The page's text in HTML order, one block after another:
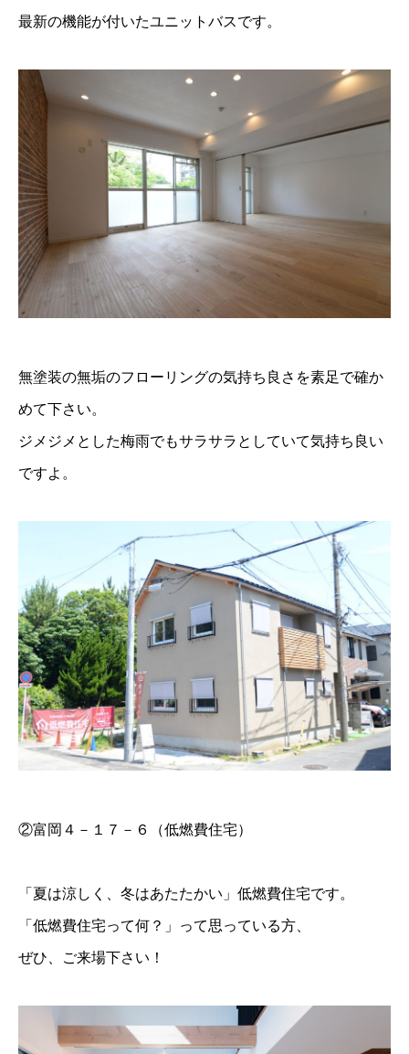
最新の機能が付いたユニットバスです。
無塗装の無垢のフローリングの気持ち良さを素足で確か
めて下さい。
ジメジメとした梅雨でもサラサラとしていて気持ち良い
ですよ。
②富岡４－１７－６（低燃費住宅）
「夏は涼しく、冬はあたたかい」低燃費住宅です。
「低燃費住宅って何？」って思っている方、
ぜひ、ご来場下さい！